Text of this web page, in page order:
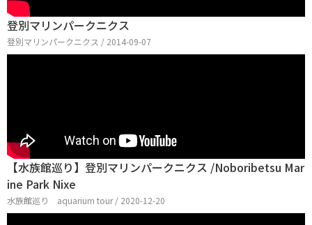
登別マリンパークニクス
登別マリンパークニクス / 2014-09-07
【水族館巡り】登別マリンパークニクス /Noboribetsu Mar
ine Park Nixe
水族館巡り aquarium tour / 2020-12-20